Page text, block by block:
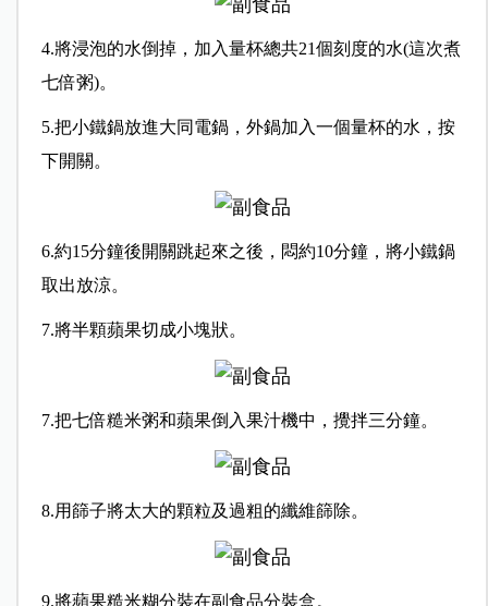
4.將浸泡的水倒掉，加入量杯總共21個刻度的水(這次煮
七倍粥)。
5.把小鐵鍋放進大同電鍋，外鍋加入一個量杯的水，按
下開關。
6.約15分鐘後開關跳起來之後，悶約10分鐘，將小鐵鍋
取出放涼。
7.將半顆蘋果切成小塊狀。
7.把七倍糙米粥和蘋果倒入果汁機中，攪拌三分鐘。
8.用篩子將太大的顆粒及過粗的纖維篩除。
9.將蘋果糙米糊分裝在副食品分裝盒。